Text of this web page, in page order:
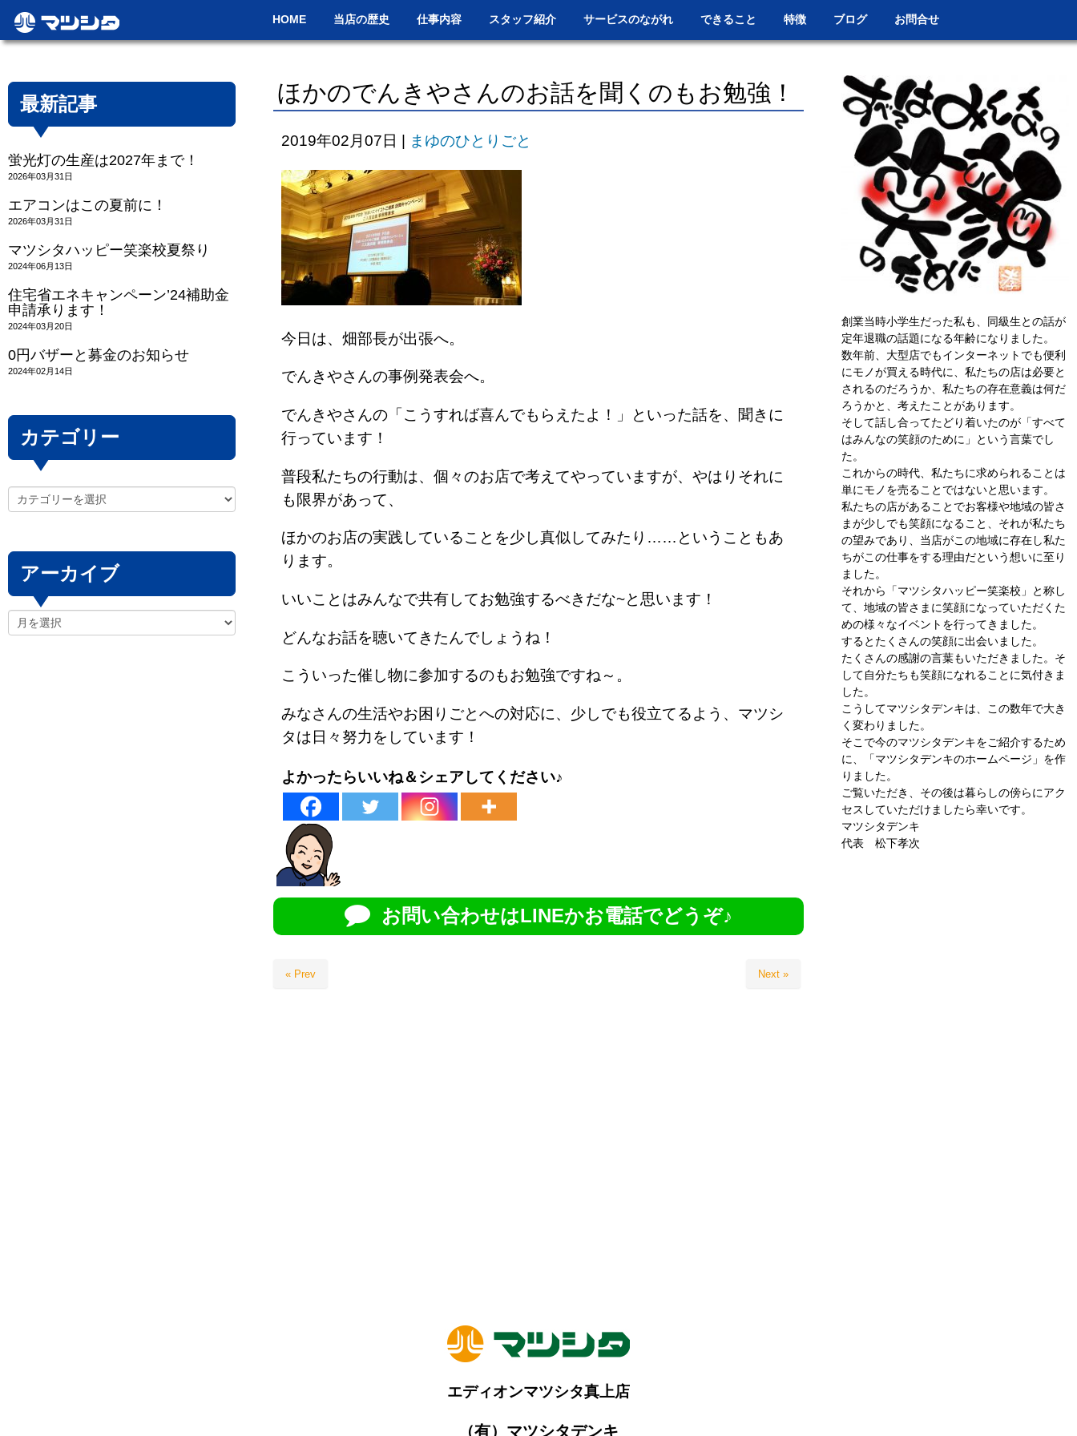
HOME 当店の歴史 仕事内容 スタッフ紹介 サービスのながれ できること 特徴 ブログ お問合せ
ほかのでんきやさんのお話を聞くのもお勉強！
2019年02月07日 まゆのひとりごと
今日は、畑部長が出張へ。
でんきやさんの事例発表会へ。
でんきやさんの「こうすれば喜んでもらえたよ！」といった話を、聞きに
行っています！
普段私たちの行動は、個々のお店で考えてやっていますが、やはりそれに
も限界があって、
ほかのお店の実践していることを少し真似してみたり……ということもあ
ります。
いいことはみんなで共有してお勉強するべきだな~と思います！
どんなお話を聴いてきたんでしょうね！
こういった催し物に参加するのもお勉強ですね～。
みなさんの生活やお困りごとへの対応に、少しでも役立てるよう、マツシ
タは日々努力をしています！
よかったらいいね＆シェアしてください♪
お問い合わせはLINEかお電話でどうぞ♪
« Prev Next »
最新記事
蛍光灯の生産は2027年まで！
2026年03月31日
エアコンはこの夏前に！
2026年03月31日
マツシタハッピー笑楽校夏祭り
2024年06月13日
住宅省エネキャンペーン’24補助金
申請承ります！
2024年03月20日
0円バザーと募金のお知らせ
2024年02月14日
カテゴリー
アーカイブ
創業当時小学生だった私も、同級生との話が
定年退職の話題になる年齢になりました。
数年前、大型店でもインターネットでも便利
にモノが買える時代に、私たちの店は必要と
されるのだろうか、私たちの存在意義は何だ
ろうかと、考えたことがあります。
そして話し合ってたどり着いたのが「すべて
はみんなの笑顔のために」という言葉でし
た。
これからの時代、私たちに求められることは
単にモノを売ることではないと思います。
私たちの店があることでお客様や地域の皆さ
まが少しでも笑顔になること、それが私たち
の望みであり、当店がこの地域に存在し私た
ちがこの仕事をする理由だという想いに至り
ました。
それから「マツシタハッピー笑楽校」と称し
て、地域の皆さまに笑顔になっていただくた
めの様々なイベントを行ってきました。
するとたくさんの笑顔に出会いました。
たくさんの感謝の言葉もいただきました。そ
して自分たちも笑顔になれることに気付きま
した。
こうしてマツシタデンキは、この数年で大き
く変わりました。
そこで今のマツシタデンキをご紹介するため
に、「マツシタデンキのホームページ」を作
りました。
ご覧いただき、その後は暮らしの傍らにアク
セスしていただけましたら幸いです。
マツシタデンキ
代表 松下孝次
エディオンマツシタ真上店
（有）マツシタデンキ